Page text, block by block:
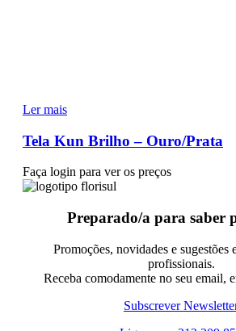
Ler mais
Tela Kun Brilho – Ouro/Prata
Faça login para ver os preços
Preparado/a para saber
Promoções, novidades e sugestões
profissionais.
Receba comodamente no seu email,
Subscrever